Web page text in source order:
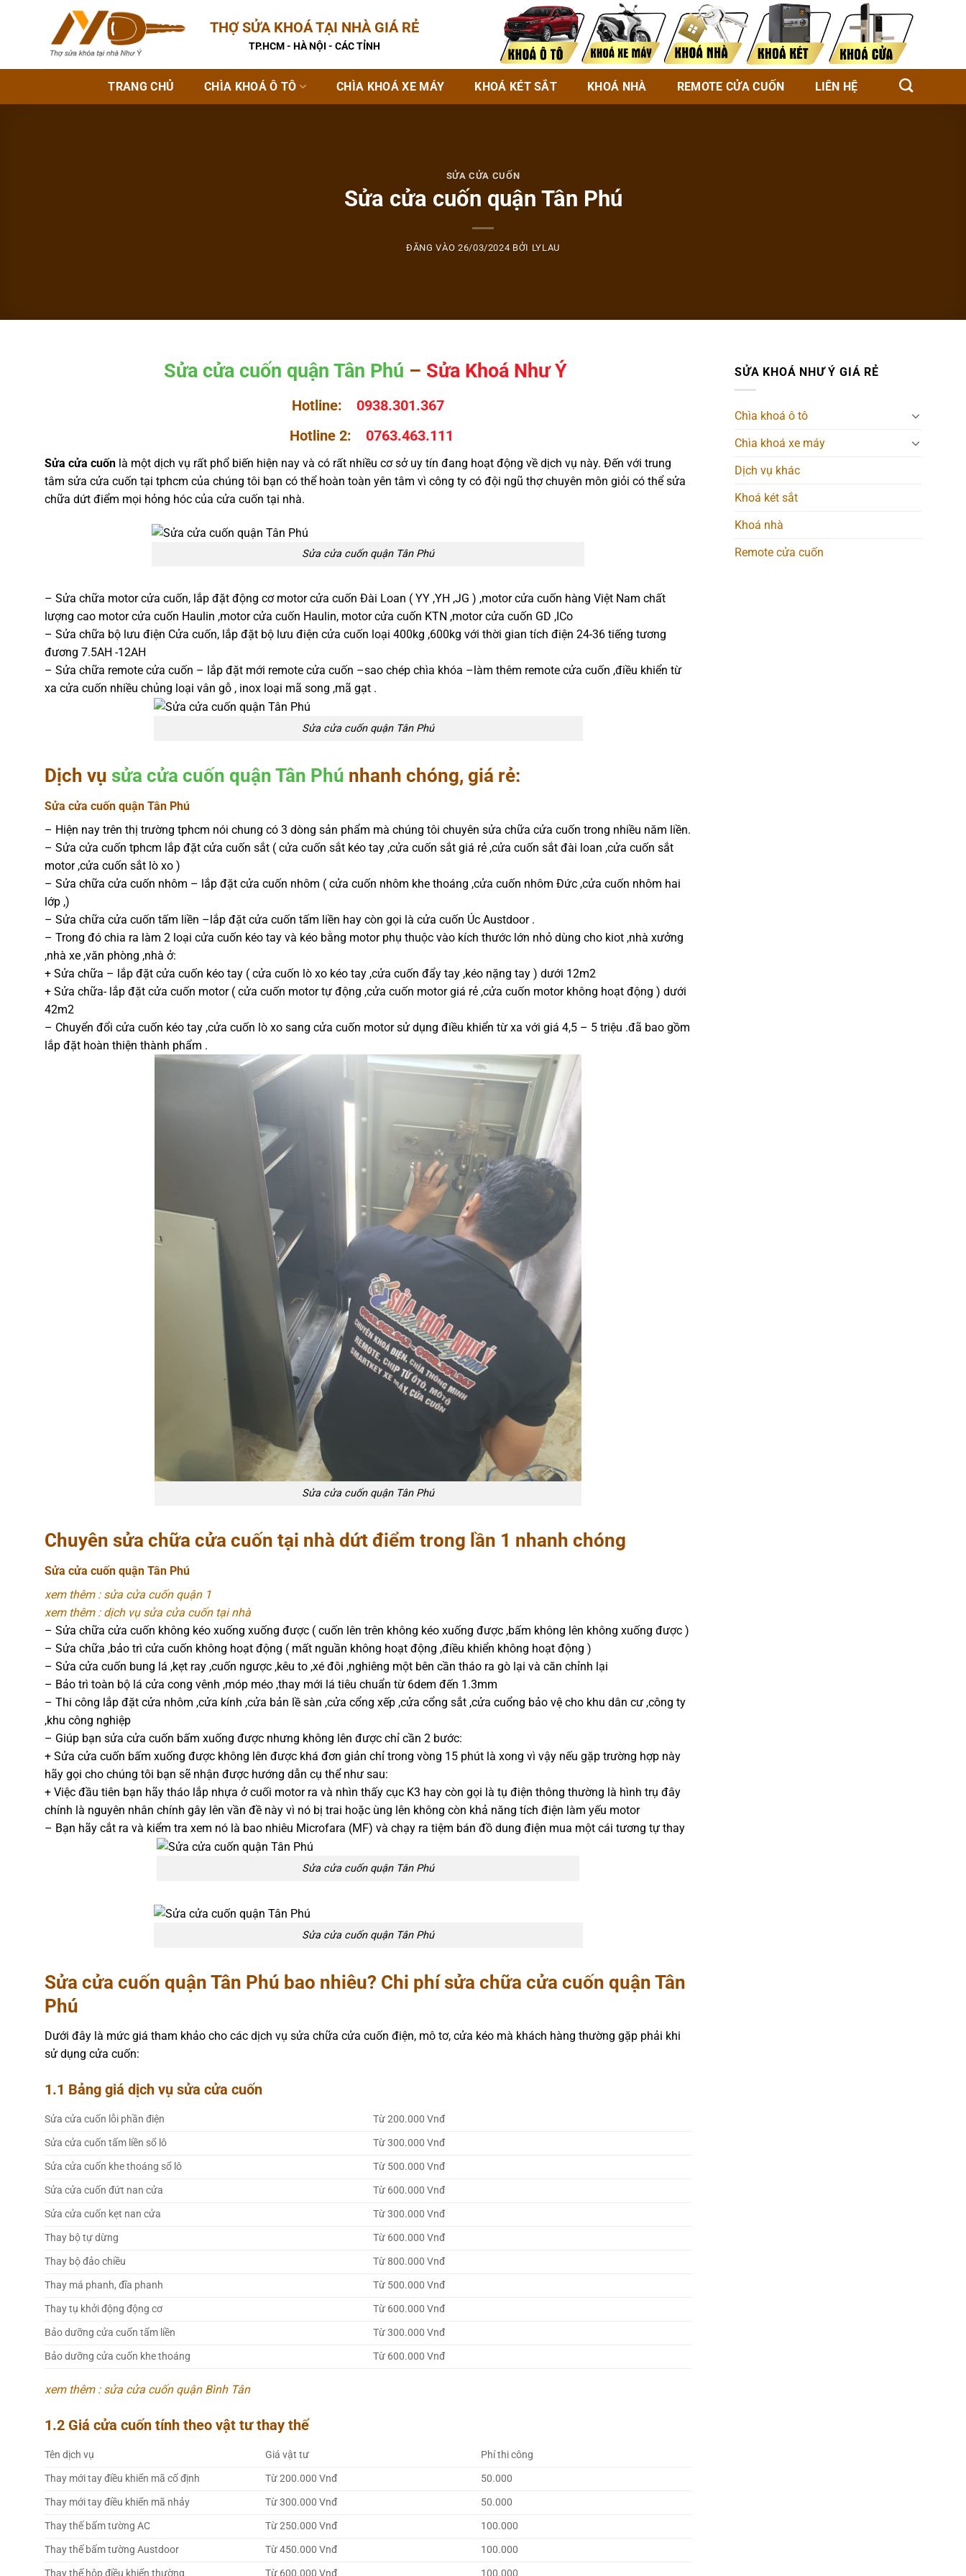
THỢ SỬA KHOÁ TẠI NHÀ GIÁ RẺ
TP.HCM - HÀ NỘI - CÁC TỈNH
TRANG CHỦ CHÌA KHOÁ Ô TÔ CHÌA KHOÁ XE MÁY KHOÁ KÉT SẮT KHOÁ NHÀ REMOTE CỬA CUỐN LIÊN HỆ
SỬA CỬA CUỐN
Sửa cửa cuốn quận Tân Phú
ĐĂNG VÀO 26/03/2024 BỞI LYLAU
Sửa cửa cuốn quận Tân Phú – Sửa Khoá Như Ý
Hotline:
0938.301.367
Hotline 2:
0763.463.111
Sửa cửa cuốn là một dịch vụ rất phổ biến hiện nay và có rất nhiều cơ sở uy tín đang hoạt động về dịch vụ này. Đến với trung
tâm sửa cửa cuốn tại tphcm của chúng tôi bạn có thể hoàn toàn yên tâm vì công ty có đội ngũ thợ chuyên môn giỏi có thể sửa
chữa dứt điểm mọi hỏng hóc của cửa cuốn tại nhà.
Sửa cửa cuốn quận Tân Phú
– Sửa chữa motor cửa cuốn, lắp đặt động cơ motor cửa cuốn Đài Loan ( YY ,YH ,JG ) ,motor cửa cuốn hàng Việt Nam chất
lượng cao motor cửa cuốn Haulin ,motor cửa cuốn Haulin, motor cửa cuốn KTN ,motor cửa cuốn GD ,ICo
– Sửa chữa bộ lưu điện Cửa cuốn, lắp đặt bộ lưu điện cửa cuốn loại 400kg ,600kg với thời gian tích điện 24-36 tiếng tương
đương 7.5AH -12AH
– Sửa chữa remote cửa cuốn – lắp đặt mới remote cửa cuốn –sao chép chìa khóa –làm thêm remote cửa cuốn ,điều khiển từ
xa cửa cuốn nhiều chủng loại vân gỗ , inox loại mã song ,mã gạt .
Sửa cửa cuốn quận Tân Phú
Dịch vụ sửa cửa cuốn quận Tân Phú nhanh chóng, giá rẻ:
Sửa cửa cuốn quận Tân Phú
– Hiện nay trên thị trường tphcm nói chung có 3 dòng sản phẩm mà chúng tôi chuyên sửa chữa cửa cuốn trong nhiều năm liền.
– Sửa cửa cuốn tphcm lắp đặt cửa cuốn sắt ( cửa cuốn sắt kéo tay ,cửa cuốn sắt giá rẻ ,cửa cuốn sắt đài loan ,cửa cuốn sắt
motor ,cửa cuốn sắt lò xo )
– Sửa chữa cửa cuốn nhôm – lắp đặt cửa cuốn nhôm ( cửa cuốn nhôm khe thoáng ,cửa cuốn nhôm Đức ,cửa cuốn nhôm hai
lớp ,)
– Sửa chữa cửa cuốn tấm liền –lắp đặt cửa cuốn tấm liền hay còn gọi là cửa cuốn Úc Austdoor .
– Trong đó chia ra làm 2 loại cửa cuốn kéo tay và kéo bằng motor phụ thuộc vào kích thước lớn nhỏ dùng cho kiot ,nhà xưởng
,nhà xe ,văn phòng ,nhà ở:
+ Sửa chữa – lắp đặt cửa cuốn kéo tay ( cửa cuốn lò xo kéo tay ,cửa cuốn đẩy tay ,kéo nặng tay ) dưới 12m2
+ Sửa chữa- lắp đặt cửa cuốn motor ( cửa cuốn motor tự động ,cửa cuốn motor giá rẻ ,cửa cuốn motor không hoạt động ) dưới
42m2
– Chuyển đổi cửa cuốn kéo tay ,cửa cuốn lò xo sang cửa cuốn motor sử dụng điều khiển từ xa với giá 4,5 – 5 triệu .đã bao gồm
lắp đặt hoàn thiện thành phẩm .
Sửa cửa cuốn quận Tân Phú
Chuyên sửa chữa cửa cuốn tại nhà dứt điểm trong lần 1 nhanh chóng
Sửa cửa cuốn quận Tân Phú
xem thêm : sửa cửa cuốn quận 1
xem thêm : dịch vụ sửa cửa cuốn tại nhà
– Sửa chữa cửa cuốn không kéo xuống xuống được ( cuốn lên trên không kéo xuống được ,bấm không lên không xuống được )
– Sửa chữa ,bảo trì cửa cuốn không hoạt động ( mất nguần không hoạt động ,điều khiển không hoạt động )
– Sửa cửa cuốn bung lá ,kẹt ray ,cuốn ngược ,kêu to ,xé đôi ,nghiêng một bên cần tháo ra gò lại và căn chỉnh lại
– Bảo trì toàn bộ lá cửa cong vênh ,móp méo ,thay mới lá tiêu chuẩn từ 6dem đến 1.3mm
– Thi công lắp đặt cửa nhôm ,cửa kính ,cửa bản lề sàn ,cửa cổng xếp ,cửa cổng sắt ,cửa cuổng bảo vệ cho khu dân cư ,công ty
,khu công nghiệp
– Giúp bạn sửa cửa cuốn bấm xuống được nhưng không lên được chỉ cần 2 bước:
+ Sửa cửa cuốn bấm xuống được không lên được khá đơn giản chỉ trong vòng 15 phút là xong vì vậy nếu gặp trường hợp này
hãy gọi cho chúng tôi bạn sẽ nhận được hướng dẫn cụ thể như sau:
+ Việc đầu tiên bạn hãy tháo lắp nhựa ở cuối motor ra và nhìn thấy cục K3 hay còn gọi là tụ điện thông thường là hình trụ đây
chính là nguyên nhân chính gây lên vần đề này vì nó bị trai hoặc ùng lên không còn khả năng tích điện làm yếu motor
– Bạn hãy cắt ra và kiểm tra xem nó là bao nhiêu Microfara (MF) và chạy ra tiệm bán đồ dung điện mua một cái tương tự thay
Sửa cửa cuốn quận Tân Phú
Sửa cửa cuốn quận Tân Phú
Sửa cửa cuốn quận Tân Phú bao nhiêu? Chi phí sửa chữa cửa cuốn quận Tân
Phú
Dưới đây là mức giá tham khảo cho các dịch vụ sửa chữa cửa cuốn điện, mô tơ, cửa kéo mà khách hàng thường gặp phải khi
sử dụng cửa cuốn:
1.1 Bảng giá dịch vụ sửa cửa cuốn
Sửa cửa cuốn lỗi phần điện
Từ 200.000 Vnđ
Sửa cửa cuốn tấm liền sổ lô
Từ 300.000 Vnđ
Sửa cửa cuốn khe thoáng sổ lô
Từ 500.000 Vnđ
Sửa cửa cuốn đứt nan cửa
Từ 600.000 Vnđ
Sửa cửa cuốn kẹt nan cửa
Từ 300.000 Vnđ
Thay bộ tự dừng
Từ 600.000 Vnđ
Thay bộ đảo chiều
Từ 800.000 Vnđ
Thay má phanh, đĩa phanh
Từ 500.000 Vnđ
Thay tụ khởi động động cơ
Từ 600.000 Vnđ
Bảo dưỡng cửa cuốn tấm liền
Từ 300.000 Vnđ
Bảo dưỡng cửa cuốn khe thoáng
Từ 600.000 Vnđ
xem thêm : sửa cửa cuốn quận Bình Tân
1.2 Giá cửa cuốn tính theo vật tư thay thế
Tên dịch vụ Giá vật tư
Phí thi công
Thay mới tay điều khiển mã cố định
Từ 200.000 Vnđ
50.000
Thay mới tay điều khiển mã nhảy
Từ 300.000 Vnđ
50.000
Thay thế bấm tường AC
Từ 250.000 Vnđ
100.000
Thay thế bấm tường Austdoor
Từ 450.000 Vnđ
100.000
Thay thế hộp điều khiển thường
Từ 600.000 Vnđ 100.000
SỬA KHOÁ NHƯ Ý GIÁ RẺ
Chìa khoá ô tô
Chìa khoá xe máy
Dịch vụ khác
Khoá két sắt
Khoá nhà
Remote cửa cuốn